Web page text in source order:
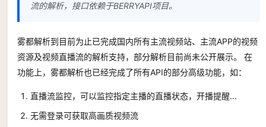
流的解析，接口依赖于BERRYAPI项目。
雾都解析到目前为止已完成国内所有主流视频站、主流APP的视频
资源及视频直播流的解析支持，部分解析目前尚未公开展示。 在
功能上，雾都解析也已经完成了所有API的部分高级功能，如：
直播流监控，可以监控指定主播的直播状态，开播提醒...
无需登录可获取高画质视频流